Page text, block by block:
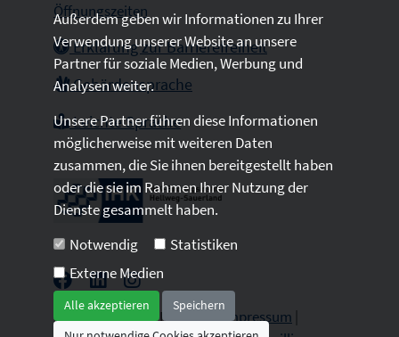
Öffnungszeiten
Erklärung zur Barrierefreiheit
Gebärdensprache
Leichte Sprache
2026 © All Rights Reserved.Impressum
Außerdem geben wir Informationen zu Ihrer
Verwendung unserer Website an unsere
Partner für soziale Medien, Werbung und
Analysen weiter.
Unsere Partner führen diese Informationen
möglicherweise mit weiteren Daten
zusammen, die Sie ihnen bereitgestellt haben
oder die sie im Rahmen Ihrer Nutzung der
Dienste gesammelt haben.
Notwendig
Statistiken
Externe Medien
Alle akzeptieren
Speichern